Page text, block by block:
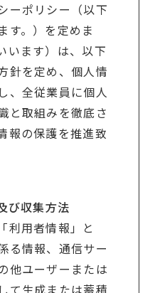
ーポリシー（以下
す。）を定めま
います）は、以下
針を定め、個人情
、全従業員に個人
と取組みを徹底さ
報の保護を推進致
び収集方法
利用者情報」と
る情報、通信サー
他ユーザーまたは
て生成または蓄積